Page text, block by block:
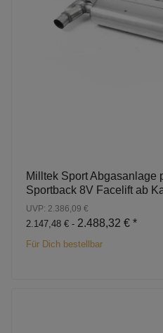
Milltek Sport Abgasanlage
Sportback 8V Facelift ab
UVP: 2.386,09 €
2.147,48 € - 2.488,32 € *
Für Dich bestellbar